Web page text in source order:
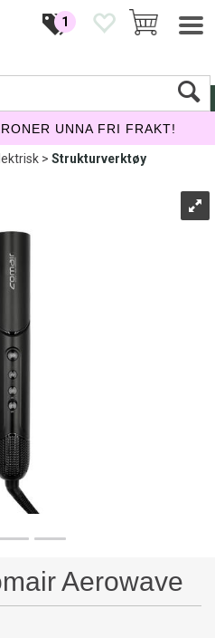
1
UNNA FRI FRAKT!
>Strukturverktøy
Aerowave